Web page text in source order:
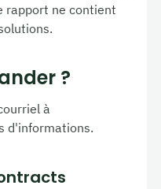
rapport ne contient
?
à
d'informations.